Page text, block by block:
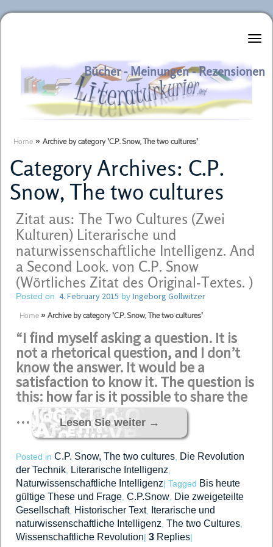
Literaturkurier.net
Bücher - Meinungen - Rezensionen
Home » Archive by category 'C.P. Snow, The two cultures'
Category Archives: C.P.
Snow, The two cultures
Zitat aus: The Two Cultures (Zwei
Kulturen) Literarische und
naturwissenschaftliche Intelligenz. And
a Second Look. von C.P. Snow
(Wörtliches Zitat des Original-Textes. )
Posted on 4. February 2015 by Ingeborg Gollwitzer
Home » Archive by category 'C.P. Snow, The two cultures'
“I find myself asking a question. It is
not a rhetorical question, and I don’t
know the answer. It would be a
satisfaction to know it. The question is
this: how far is it possible to share the
…
Lesen Sie weiter →
Posted in C.P. Snow, The two cultures Die Revolution
der Technik
Literarische Intelligenz
Naturwissenschaftliche Intelligenz| Tagged Bis heute
gültige These und Frage C.P.Snow Die zweigeteilte
Gesellschaft, Historischer Text,
Iterarische und
naturwissenschaftliche Intelligenz The two Cultures
Wissenschaftliche Revolution| 3 Replies|